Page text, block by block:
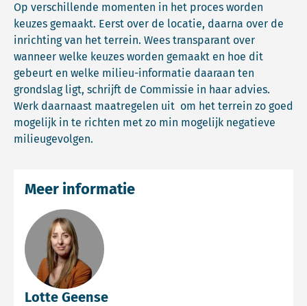
Op verschillende momenten in het proces worden
keuzes gemaakt. Eerst over de locatie, daarna over de
inrichting van het terrein. Wees transparant over
wanneer welke keuzes worden gemaakt en hoe dit
gebeurt en welke milieu-informatie daaraan ten
grondslag ligt, schrijft de Commissie in haar advies.
Werk daarnaast maatregelen uit om het terrein zo goed
mogelijk in te richten met zo min mogelijk negatieve
milieugevolgen.
Lotte Geense
Meer informatie